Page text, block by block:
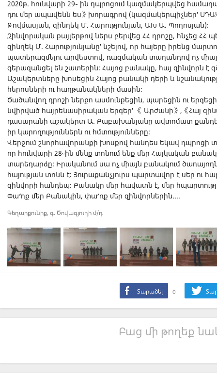
2020թ. հունվարի 29֊ ին դպրոցում կազմակերպվեց
դու մեր ապավենն ես》խորագրով (կազմակերպիչներ՝
Թովմասյան, զինղեկ Մ. Հարությունյան, ԱԽ Ա. Պողոսյան)։
Զինվորական քայլերթով ներս բերվեց ՀՀ դրոշը, հնչեց ՀՀ
զինղեկ Մ. Հարությունյանը՝ նշելով, որ հայերը իրենց
պատերազմելու արվեստով, ռազմական տաղանդով ոչ
գերազանցել են շատերին։ Հայոց բանակը, հայ զինվորն է
Աշակերտները խոսեցին Հայոց բանակի դերի և
հերոսների ու հաղթանակների մասին։
Ծածանվող դրոշի ներքո ասմունքեցին, պարեցին ու
նվիրված հայրենասիրական երգեր՝ 《 Արժանի》,《Հայ
դասարանի աշակերտ Ա. Բաբախանյանը ավտոմատ
իր կարողություններն ու հմտությունները։
Վերջում շնորհավորանքի խոսքով հանդես եկավ դպրոցի
որ հունվարի 28֊ին մենք տոնում ենք մեր Հայկական
տարեդարձը։ Իրականում սա ոչ միայն բանակում
հայության տոնն է։ Յուրաքանչյուրս պարտավոր է սեր ու
զինվորի հանդեպ։ Բանակը մեր հավատն է, մեր
Փա՜ռք մեր Բանակին, փա՜ռք մեր զինվորներին....
Գեղարքունիք, գ. Ծովագյուղի մ/դ
Տարածել 0
Բաց մի թողեք